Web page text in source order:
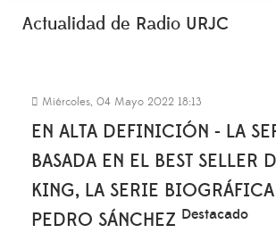
Actualidad de Radio URJC
Miércoles, 04 Mayo 2022 18:13
EN ALTA DEFINICIÓN - LA
BASADA EN EL BEST SELLER
KING, LA SERIE
PEDRO SÁNCHEZ Destacado